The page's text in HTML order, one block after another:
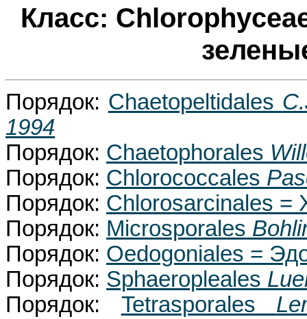
Класс:
Порядок: Chaetopeltidales
1994
Порядок: Chaetophorales
Порядок: Chlorococcales
Порядок: Chlorosarcinales =
Порядок: Microsporales
Порядок: Oedogoniales =
Порядок: Sphaeropleales
Порядок: Tetrasporales